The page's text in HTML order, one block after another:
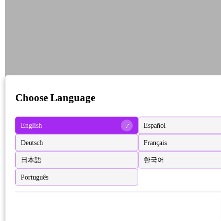
Choose Language
English Español
Deutsch Français
日本語 한국어
Português